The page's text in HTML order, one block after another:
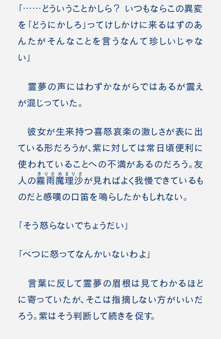
「……どういうことかしら？ いつもならこの異変
を「どうにかしろ」ってけしかけに来るはずのあ
んたがそんなことを言うなんて珍しいじゃな
い」
霊夢の声にはわずかながらではあるが震え
が混じっていた。
彼女が生来持つ喜怒哀楽の激しさが表に出
ている形だろうが、紫に対しては常日頃便利に
使われていることへの不満があるのだろう。友
人の霧雨魔理沙
きりさめまりさ
が見ればよく我慢できているも
のだと感嘆の口笛を鳴らしたかもしれない。
「そう怒らないでちょうだい」
「べつに怒ってなんかいないわよ」
言葉に反して霊夢の眉根は見てわかるほど
に寄っていたが、そこは指摘しない方がいいだ
ろう。紫はそう判断して続きを促す。